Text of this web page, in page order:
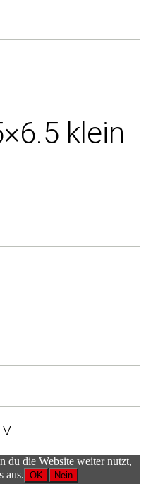
klein
du die Website weiter nutzt,
aus. OK Nein